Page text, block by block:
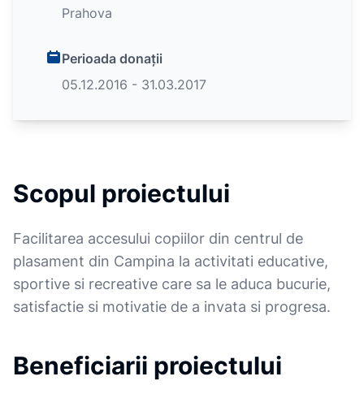
Prahova
Perioada donații
05.12.2016 - 31.03.2017
Scopul proiectului
Facilitarea accesului copiilor din centrul de
plasament din Campina la activitati educative,
sportive si recreative care sa le aduca bucurie,
satisfactie si motivatie de a invata si progresa.
Beneficiarii proiectului